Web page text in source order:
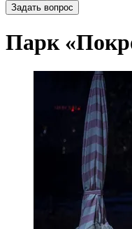
Задать вопрос
Парк